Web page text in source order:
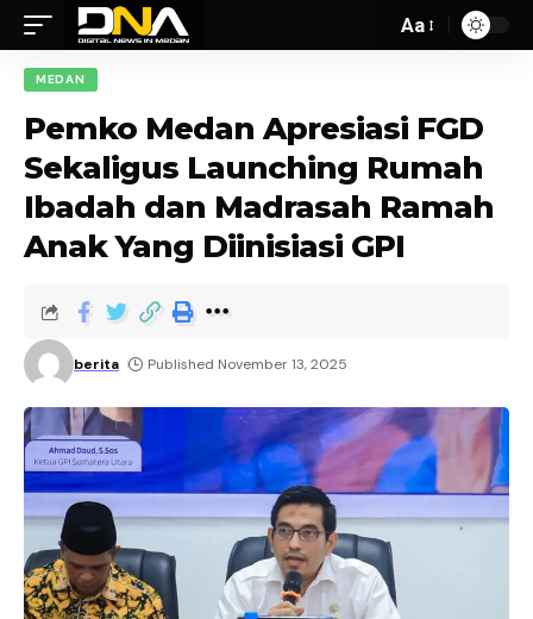
Aa
MEDAN
Pemko Medan Apresiasi FGD
Sekaligus Launching Rumah
Ibadah dan Madrasah Ramah
Anak Yang Diinisiasi GPI
berita Published November 13, 2025